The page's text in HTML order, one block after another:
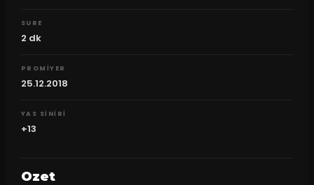
SURE
2 dk
PROMIYER
25.12.2018
YAS SINIRI
+13
Ozet